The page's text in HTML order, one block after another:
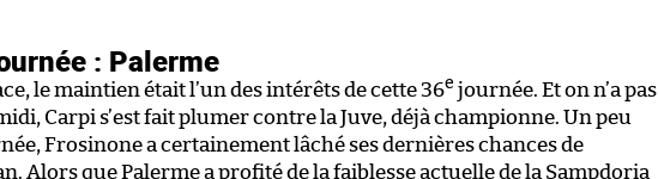
: Palerme
le maintien était l’un des intérêts de cette 36e journée. Et on n’a pas
Carpi s’est fait plumer contre la Juve, déjà championne. Un peu
Frosinone a certainement lâché ses dernières chances de
Alors que Palerme a profité de la faiblesse actuelle de la Sampdoria